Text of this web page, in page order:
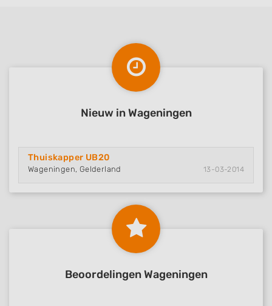
Nieuw in Wageningen
Thuiskapper UB20
Wageningen, Gelderland 13-03-2014
Beoordelingen Wageningen